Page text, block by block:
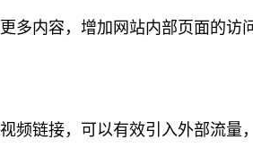
多内容，增加网站内部页面的访
频链接，可以有效引入外部流量